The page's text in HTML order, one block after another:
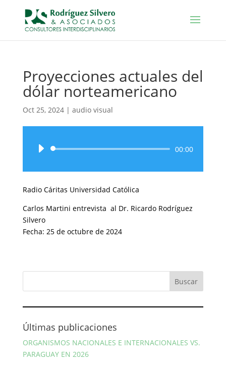
Proyecciones actuales del
dólar norteamericano
Oct 25, 2024| audio visual
Reproductor
audio
00:00
Radio Cáritas Universidad Católica
Carlos Martini entrevista al Dr. Ricardo Rodríguez
Silvero
Fecha: 25 de octubre de 2024
Últimas publicaciones
ORGANISMOS NACIONALES E INTERNACIONALES VS.
PARAGUAY EN 2026